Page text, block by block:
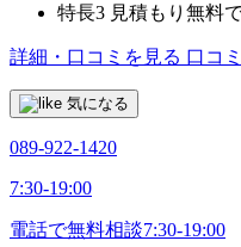
特長3 見積もり無料
詳細・口コミを見る 口コ
気になる
089-922-1420
7:30-19:00
電話で無料相談7:30-19:00